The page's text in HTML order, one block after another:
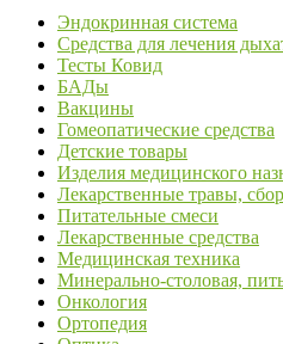
Эндокринная система
Средства для лечения
Тесты Ковид
БАДы
Вакцины
Гомеопатические средства
Детские товары
Изделия медицинского
Лекарственные травы,
Питательные смеси
Лекарственные средства
Медицинская техника
Минерально-столовая,
Онкология
Ортопедия